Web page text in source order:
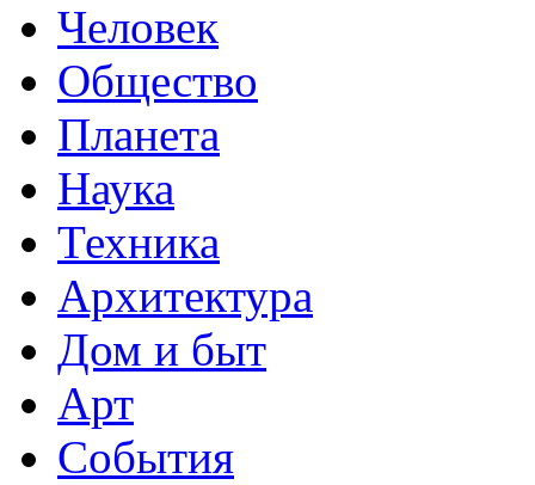
Человек
Общество
Планета
Наука
Техника
Архитектура
Дом и быт
Арт
События